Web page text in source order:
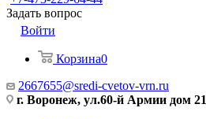
Задать вопрос
Войти
Корзина0
2667655@sredi-cvetov-vrn.ru
г. Воронеж, ул.60-й Армии дом 21